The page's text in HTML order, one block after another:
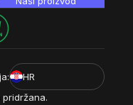
HR
pridržana.